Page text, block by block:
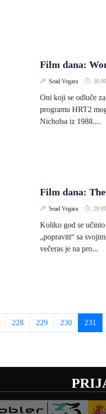
Film dana:
Sead Vegara
Oni koji se odluče
programu HRT2
Nicholsa iz 1988....
Film dana:
Sead Vegara
Koliko god se učinio
„popraviti“ sa
večeras je na pro...
228 229 230 231